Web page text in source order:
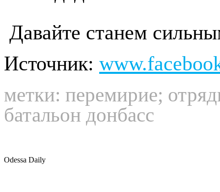
Давайте станем
Источник:
метки: перемирие;
батальон донбасс
Odessa Daily